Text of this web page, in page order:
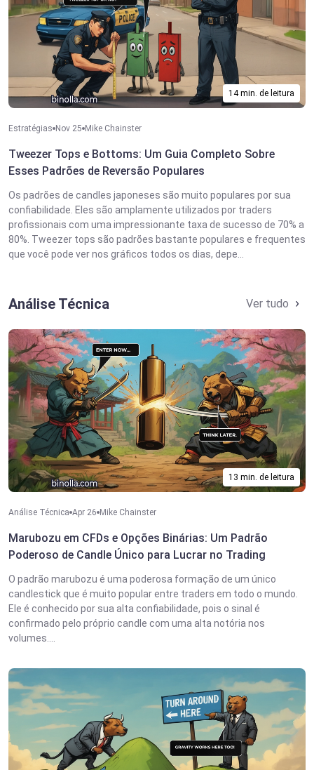
14 min. de leitura
Estratégias Nov 25 Mike Chainster
Tweezer Tops e Bottoms: Um Guia Completo Sobre
Esses Padrões de Reversão Populares
Os padrões de candles japoneses são muito populares por sua
confiabilidade. Eles são amplamente utilizados por traders
profissionais com uma impressionante taxa de sucesso de 70% a
80%. Tweezer tops são padrões bastante populares e frequentes
que você pode ver nos gráficos todos os dias, depe...
Análise Técnica Ver tudo
13 min. de leitura
Análise Técnica Apr 26 Mike Chainster
Marubozu em CFDs e Opções Binárias: Um Padrão
Poderoso de Candle Único para Lucrar no Trading
O padrão marubozu é uma poderosa formação de um único
candlestick que é muito popular entre traders em todo o mundo.
Ele é conhecido por sua alta confiabilidade, pois o sinal é
confirmado pelo próprio candle com uma alta notória nos
volumes....